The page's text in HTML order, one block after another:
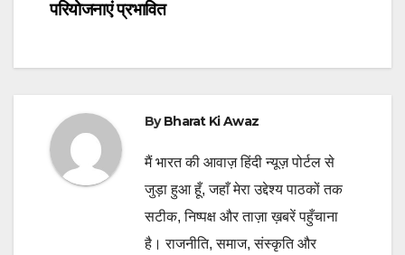
परियोजनाएं प्रभावित
ByBharat Ki Awaz
मैं भारत की आवाज़ हिंदी न्यूज़ पोर्टल से
जुड़ा हुआ हूँ, जहाँ मेरा उद्देश्य पाठकों तक
सटीक, निष्पक्ष और ताज़ा ख़बरें पहुँचाना
है। राजनीति, समाज, संस्कृति और